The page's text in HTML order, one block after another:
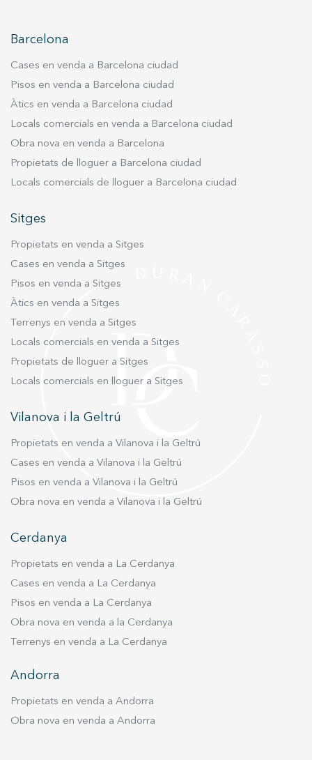
l’entorn. Construïda amb cobertes a dues
harmonia entre arquitectura i natura. Aquesta
casa forma part del projecte La Gonarda
Exclusive, una promoció de 61 habitatges que
redefineix el luxe immobiliari. El refugi definitiu
enmig de la màgia de les muntanyes. A 1.400
entorn d’exclusivitat, on la vida de luxe es
Oferim desenvolupament urbanístic premium,
gestió integral del projecte i arquitectura clau
en mà, garantint un procés fluid i sense estrès.
reflecteixen el teu estil personal i promouen la
sostenibilitat, maximitzant el valor de la teva
inversió en les zones més exclusives d’Andorra.
Barcelona
Cases en venda a Barcelona ciudad
Pisos en venda a Barcelona ciudad
Àtics en venda a Barcelona ciudad
Locals comercials en venda a Barcelona ciudad
Obra nova en venda a Barcelona
Propietats de lloguer a Barcelona ciudad
Locals comercials de lloguer a Barcelona ciudad
Sitges
Propietats en venda a Sitges
Cases en venda a Sitges
Pisos en venda a Sitges
Àtics en venda a Sitges
Terrenys en venda a Sitges
Locals comercials en venda a Sitges
Propietats de lloguer a Sitges
Locals comercials en lloguer a Sitges
Vilanova i la Geltrú
Propietats en venda a Vilanova i la Geltrú
Cases en venda a Vilanova i la Geltrú
Pisos en venda a Vilanova i la Geltrú
Obra nova en venda a Vilanova i la Geltrú
Cerdanya
Propietats en venda a La Cerdanya
Cases en venda a La Cerdanya
Pisos en venda a La Cerdanya
Obra nova en venda a la Cerdanya
Terrenys en venda a La Cerdanya
Andorra
Propietats en venda a Andorra
Obra nova en venda a Andorra